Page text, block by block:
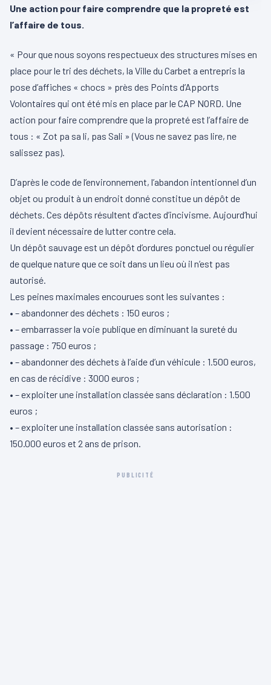
Une action pour faire comprendre que la propreté est
l’affaire de tous.
« Pour que nous soyons respectueux des structures mises en
place pour le tri des déchets, la Ville du Carbet a entrepris la
pose d’affiches « chocs » près des Points d’Apports
Volontaires qui ont été mis en place par le CAP NORD. Une
action pour faire comprendre que la propreté est l’affaire de
tous : « Zot pa sa li, pas Sali » (Vous ne savez pas lire, ne
salissez pas).
D’après le code de l’environnement, l’abandon intentionnel d’un
objet ou produit à un endroit donné constitue un dépôt de
déchets. Ces dépôts résultent d’actes d’incivisme. Aujourd’hui
il devient nécessaire de lutter contre cela.
Un dépôt sauvage est un dépôt d’ordures ponctuel ou régulier
de quelque nature que ce soit dans un lieu où il n’est pas
autorisé.
Les peines maximales encourues sont les suivantes :
• – abandonner des déchets : 150 euros ;
• – embarrasser la voie publique en diminuant la sureté du
passage : 750 euros ;
• – abandonner des déchets à l’aide d’un véhicule : 1.500 euros,
en cas de récidive : 3000 euros ;
• – exploiter une installation classée sans déclaration : 1.500
euros ;
• – exploiter une installation classée sans autorisation :
150.000 euros et 2 ans de prison.
PUBLICITÉ